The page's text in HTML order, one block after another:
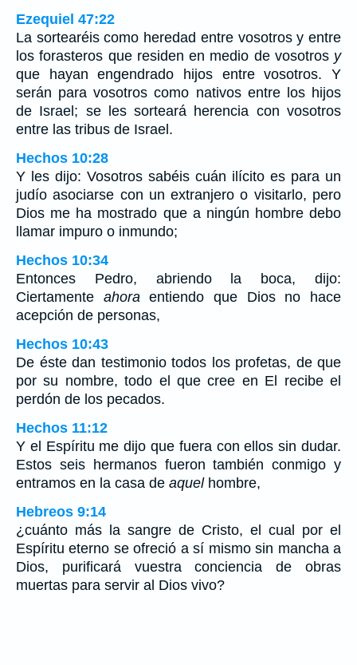
Ezequiel 47:22
La sortearéis como heredad entre vosotros y entre
los forasteros que residen en medio de vosotros y
que hayan engendrado hijos entre vosotros. Y
serán para vosotros como nativos entre los hijos
de Israel; se les sorteará herencia con vosotros
entre las tribus de Israel.
Hechos 10:28
Y les dijo: Vosotros sabéis cuán ilícito es para un
judío asociarse con un extranjero o visitarlo, pero
Dios me ha mostrado que a ningún hombre debo
llamar impuro o inmundo;
Hechos 10:34
Entonces Pedro, abriendo la boca, dijo:
Ciertamente ahoraentiendo que Dios no hace
acepción de personas,
Hechos 10:43
De éste dan testimonio todos los profetas, de que
por su nombre, todo el que cree en El recibe el
perdón de los pecados.
Hechos 11:12
Y el Espíritu me dijo que fuera con ellos sin dudar.
Estos seis hermanos fueron también conmigo y
entramos en la casa de aquelhombre,
Hebreos 9:14
¿cuánto más la sangre de Cristo, el cual por el
Espíritu eterno se ofreció a sí mismo sin mancha a
Dios, purificará vuestra conciencia de obras
muertas para servir al Dios vivo?